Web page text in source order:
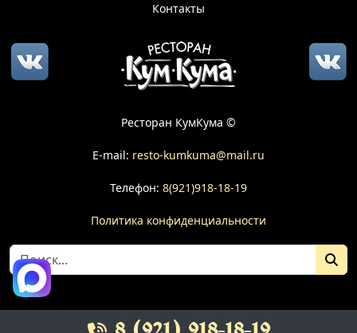
Контакты
Ресторан КумКума ©
E-mail: resto-kumkuma@mail.ru
Телефон: 8(921)918-18-19
Политика конфиденциальности